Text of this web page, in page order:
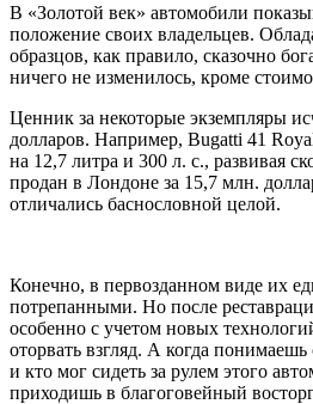
В «Золотой век» автомобили
положение своих владельцев.
образцов, как правило, сказочно
ничего не изменилось, кроме
Ценник за некоторые экземпляры
долларов. Например, Bugatti 41
на 12,7 литра и 300 л. с., развивая
продан в Лондоне за 15,7 млн.
отличались баснословной целой.
Конечно, в первозданном виде их
потрепанными. Но после
особенно с учетом новых
оторвать взгляд. А когда
и кто мог сидеть за рулем этого
приходишь в благоговейный